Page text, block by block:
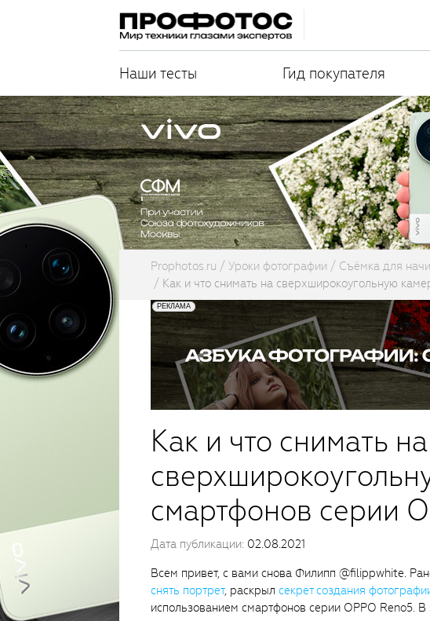
Наши тесты Гид покупателя
Prophotos.ru Уроки фотографии
Съёмка для
Как и что снимать на сверхширокоугольную
Как и что снимать на
смартфонов серии
Дата публикации: 02.08.2021
Всем привет, с вами снова Филипп @filippwhite.
снять портрет, раскрыл секрет создания
использованием смартфонов серии OPPO Reno5.